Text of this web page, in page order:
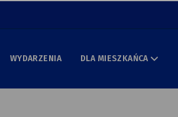
WYDARZENIA DLA MIESZKAŃCA